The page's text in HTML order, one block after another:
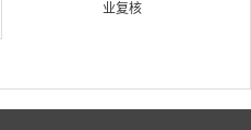
业复核